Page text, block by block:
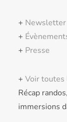
+ Newsletter
+
+ Presse
+Voir toutes
Récap
immersions